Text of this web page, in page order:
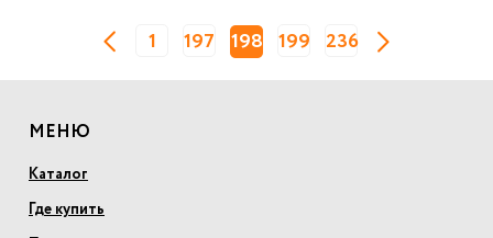
1 197 198 199 236
МЕНЮ
Каталог
Где купить